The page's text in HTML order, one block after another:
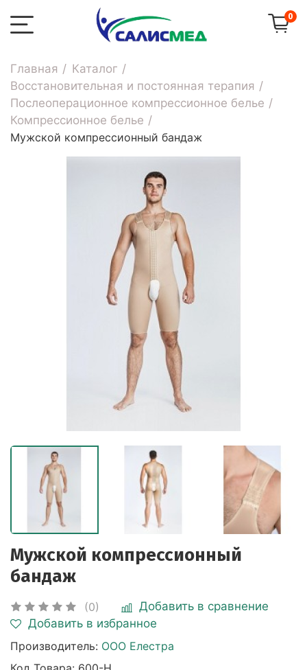
0
Главная
Каталог
Восстановительная и постоянная терапия
Послеоперационное компрессионное белье
Компрессионное белье
Мужской компрессионный бандаж
Мужской компрессионный
бандаж
(0)
Добавить в сравнение
Добавить в избранное
Производитель: ООО Елестра